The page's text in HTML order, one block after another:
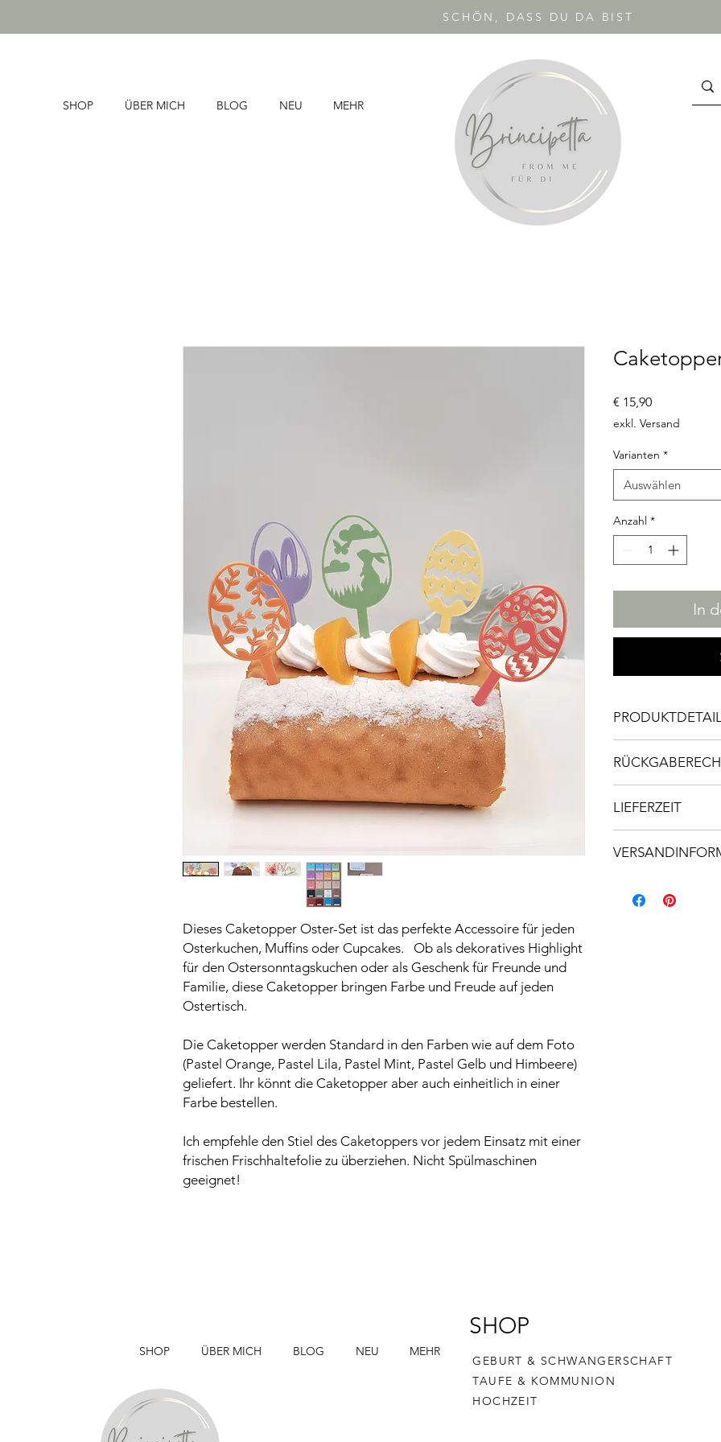
SCHÖN, DASS DU DA BIST
SHOP ÜBER MICH BLOG NEU MEHR
Dieses Caketopper Oster-Set ist das perfekte Accessoire für jeden
Osterkuchen, Muffins oder Cupcakes. Ob als dekoratives Highlight
für den Ostersonntagskuchen oder als Geschenk für Freunde und
Familie, diese Caketopper bringen Farbe und Freude auf jeden
Ostertisch.
Die Caketopper werden Standard in den Farben wie auf dem Foto
(Pastel Orange, Pastel Lila, Pastel Mint, Pastel Gelb und Himbeere)
geliefert. Ihr könnt die Caketopper aber auch einheitlich in einer
Farbe bestellen.
Ich empfehle den Stiel des Caketoppers vor jedem Einsatz mit einer
frischen Frischhaltefolie zu überziehen. Nicht Spülmaschinen
geeignet!
€ 15,90Preis
exkl. Versand
Varianten *
Auswählen
Anzahl *
In
Maße: 5 Stück á ca.
Ich empfehle den
Nach Verwendung
Spülmaschinen
angefertigtes
und Sorgfalt
können die fertigen
abweichen.
LIEFERZEIT
SHOP
GEBURT & SCHWANGERSCHAFT
TAUFE & KOMMUNION
HOCHZEIT
SHOP ÜBER MICH BLOG NEU MEHR